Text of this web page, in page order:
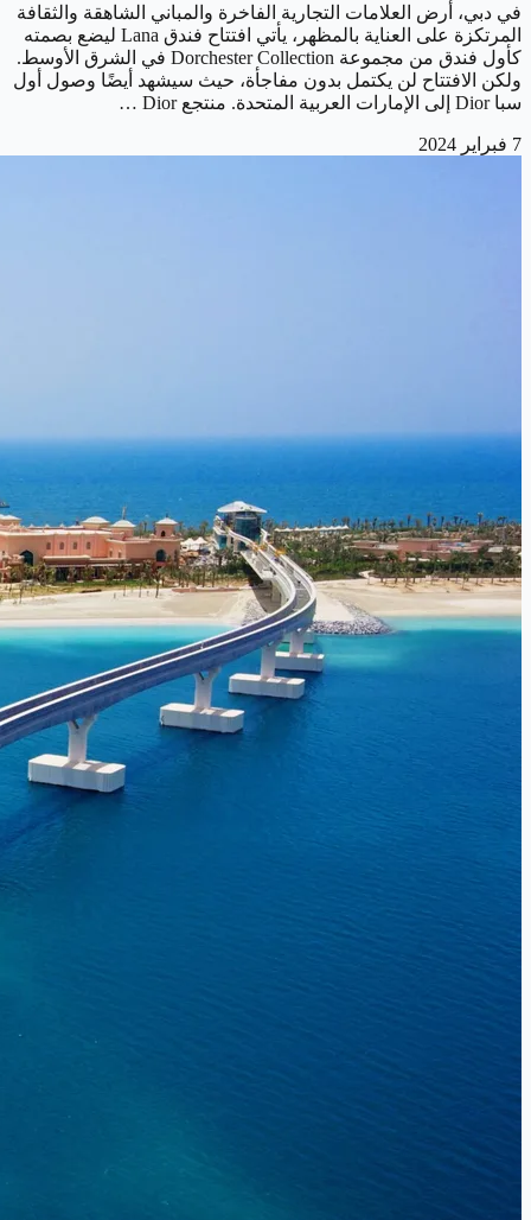
في دبي، أرض العلامات التجارية الفاخرة والمباني الشاهقة والثقافة
المرتكزة على العناية بالمظهر، يأتي افتتاح فندق Lana ليضع بصمته
كأول فندق من مجموعة Dorchester Collection في الشرق الأوسط.
ولكن الافتتاح لن يكتمل بدون مفاجأة، حيث سيشهد أيضًا وصول أول
سبا Dior إلى الإمارات العربية المتحدة. منتجع Dior …
7 فبراير 2024